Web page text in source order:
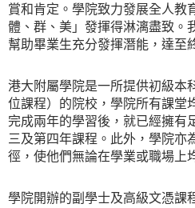
賞和肯定。學院致力發展全人教
體、群、美」發揮得淋漓盡致。
幫助畢業生充分發揮潛能，達至
港大附屬學院是一所提供初級本
位課程）的院校，學院所有課堂
完成兩年的學習後，就已經擁有
三及第四年課程。此外，學院亦
徑，使他們無論在學業或職場上
學院開辦的副學士及高級文憑課